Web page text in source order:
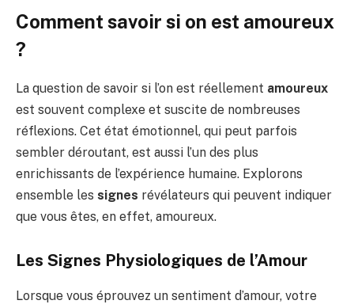
Comment savoir si on est amoureux
?
La question de savoir si l’on est réellement amoureux
est souvent complexe et suscite de nombreuses
réflexions. Cet état émotionnel, qui peut parfois
sembler déroutant, est aussi l’un des plus
enrichissants de l’expérience humaine. Explorons
ensemble les signes révélateurs qui peuvent indiquer
que vous êtes, en effet, amoureux.
Les Signes Physiologiques de l’Amour
Lorsque vous éprouvez un sentiment d’amour, votre